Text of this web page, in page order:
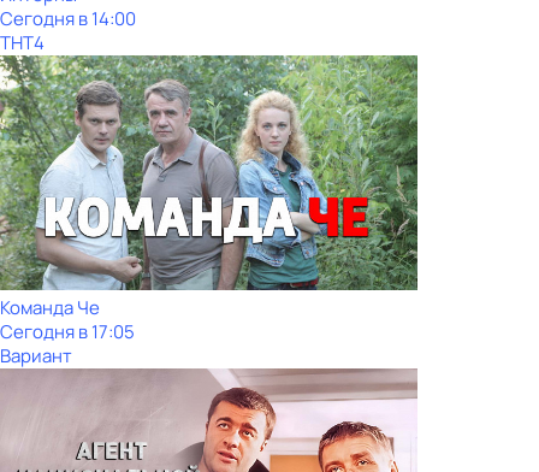
Сегодня в 14:00
ТНТ4
Команда Че
Сегодня в 17:05
Вариант